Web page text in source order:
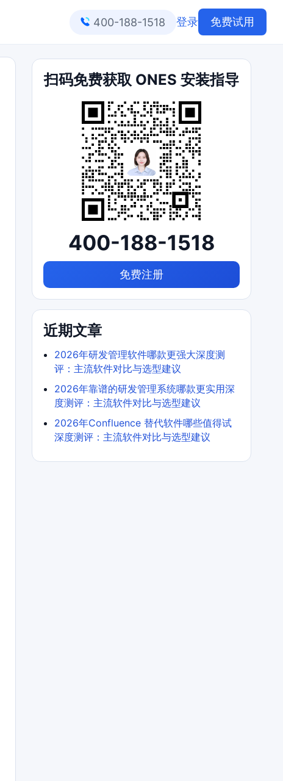
400-188-1518 登录 免费试用
扫码免费获取 ONES 安装指导
400-188-1518
免费注册
近期文章
2026年研发管理软件哪款更强大深度测
评：主流软件对比与选型建议
2026年靠谱的研发管理系统哪款更实用深
度测评：主流软件对比与选型建议
2026年Confluence 替代软件哪些值得试
深度测评：主流软件对比与选型建议